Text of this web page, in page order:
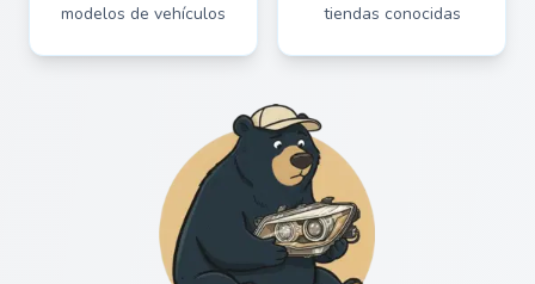
modelos de vehículos tiendas conocidas